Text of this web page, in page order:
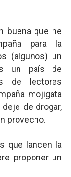
buena que he
para la
(algunos) un
un país de
de lectores
mojigata
de drogar,
provecho.
que lancen la
proponer un